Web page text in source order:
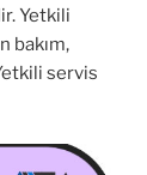
Yetkili
bakım,
servis